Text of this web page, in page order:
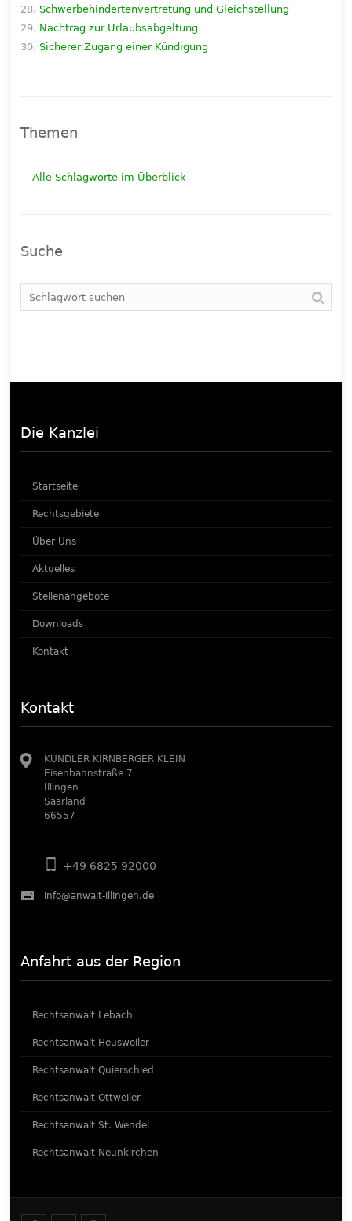
Schwerbehindertenvertretung und Gleichstellung
Nachtrag zur Urlaubsabgeltung
Sicherer Zugang einer Kündigung
Themen
Alle Schlagworte im Überblick
Suche
Die Kanzlei
Startseite
Rechtsgebiete
Über Uns
Aktuelles
Stellenangebote
Downloads
Kontakt
Kontakt
KUNDLER KIRNBERGER KLEIN
Eisenbahnstraße 7
Illingen
Saarland
66557
+49 6825 92000
info@anwalt-illingen.de
Anfahrt aus der Region
Rechtsanwalt Lebach
Rechtsanwalt Heusweiler
Rechtsanwalt Quierschied
Rechtsanwalt Ottweiler
Rechtsanwalt St. Wendel
Rechtsanwalt Neunkirchen